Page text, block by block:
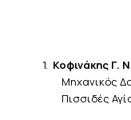
1. Κοφινάκης Γ.
Μηχανικός
Πισσιδές